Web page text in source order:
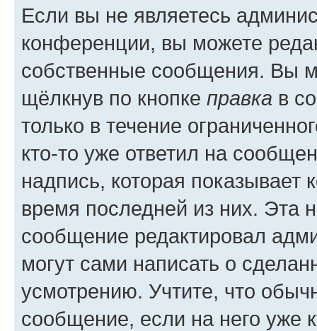
Если вы не являетесь
конференции, вы можете
собственные сообщения. Вы
щёлкнув по кнопке правка в
только в течение
кто-то уже ответил на
надпись, которая показывает
время последней из них. Эта
сообщение редактировал
могут сами написать о
усмотрению. Учтите, что
сообщение, если на него уже